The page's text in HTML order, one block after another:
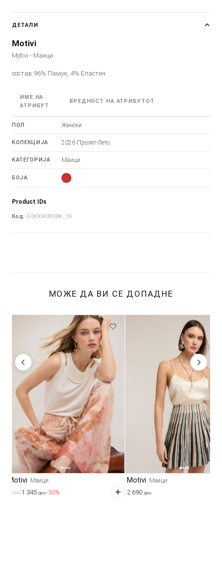
ДЕТАЛИ
Motivi
Motivi - Маици
состав:96% Памук, 4% Еластин
ИМЕ НА
АТРИБУТ
ВРЕДНОСТ НА АТРИБУТОТ
ПОЛ Женски
КОЛЕКЦИЈА 2026 Пролет-Лето
КАТЕГОРИЈА Маици
БОЈА
Product IDs
Код: G00XW083BK_16
МОЖЕ ДА ВИ СЕ ДОПАДНЕ
Motivi Маици
2.6901.345 ден-50%
Motivi Маици
2.690 ден